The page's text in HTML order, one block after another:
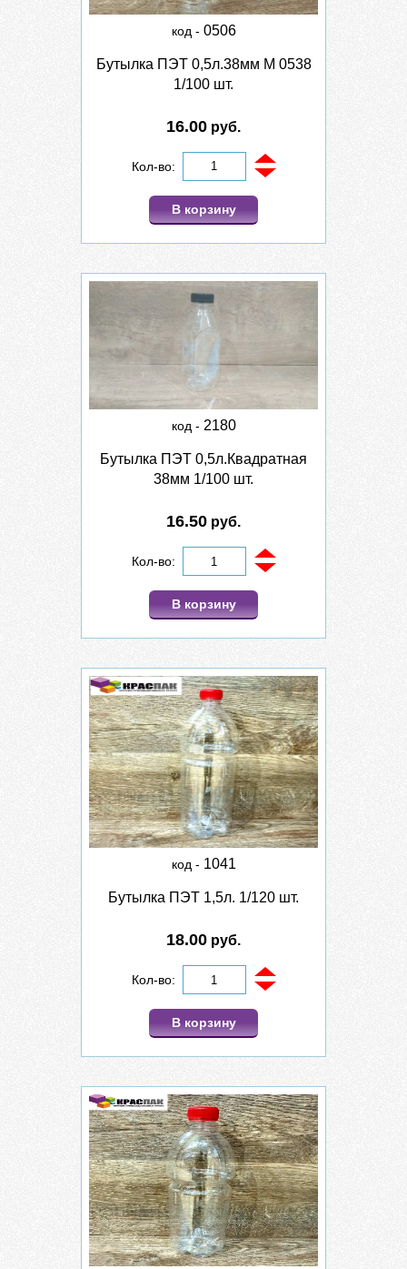
код - 0506
Бутылка ПЭТ 0,5л.38мм М 0538
1/100 шт.
16.00 руб.
Кол-во:
В корзину
код - 2180
Бутылка ПЭТ 0,5л.Квадратная
38мм 1/100 шт.
16.50 руб.
Кол-во:
В корзину
код - 1041
Бутылка ПЭТ 1,5л. 1/120 шт.
18.00 руб.
Кол-во:
В корзину